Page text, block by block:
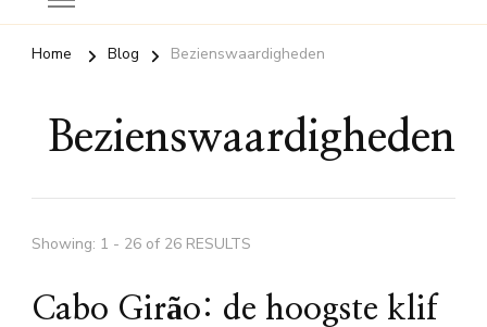
Home Blog Bezienswaardigheden
Bezienswaardigheden
Showing: 1 - 26 of 26 RESULTS
Cabo Girão: de hoogste klif